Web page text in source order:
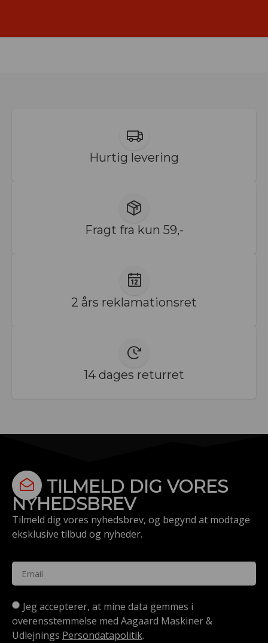
Hurtig levering
Fragt fra kun 59,-
2 års reklamationsret
14 dages returret
TILMELD DIG VORES
NYHEDSBREV
Tilmeld dig vores nyhedsbrev, og begynd at modtage
eksklusive tilbud og nyheder.
Jeg accepterer, at mine data gemmes i
overensstemmelse med Aagaard Maskiner &
Udlejnings Persondatapolitik.